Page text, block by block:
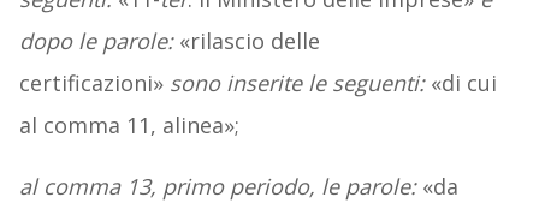
dopo le parole:«rilascio delle
certificazioni» sono inserite le seguenti:«di cui
al comma 11, alinea»;
al comma 13, primo periodo, le parole:«da